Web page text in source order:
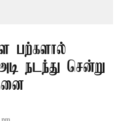
பற்களால்
நடந்து சென்று